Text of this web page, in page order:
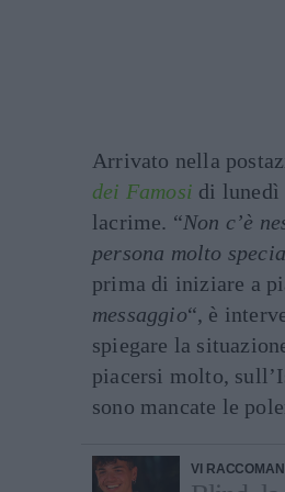
Arrivato nella
dei Famosi di lunedì
lacrime. “Non c’è
persona molto
prima di iniziare a
messaggio“, è
spiegare la
piacersi molto,
sono mancate le
VI